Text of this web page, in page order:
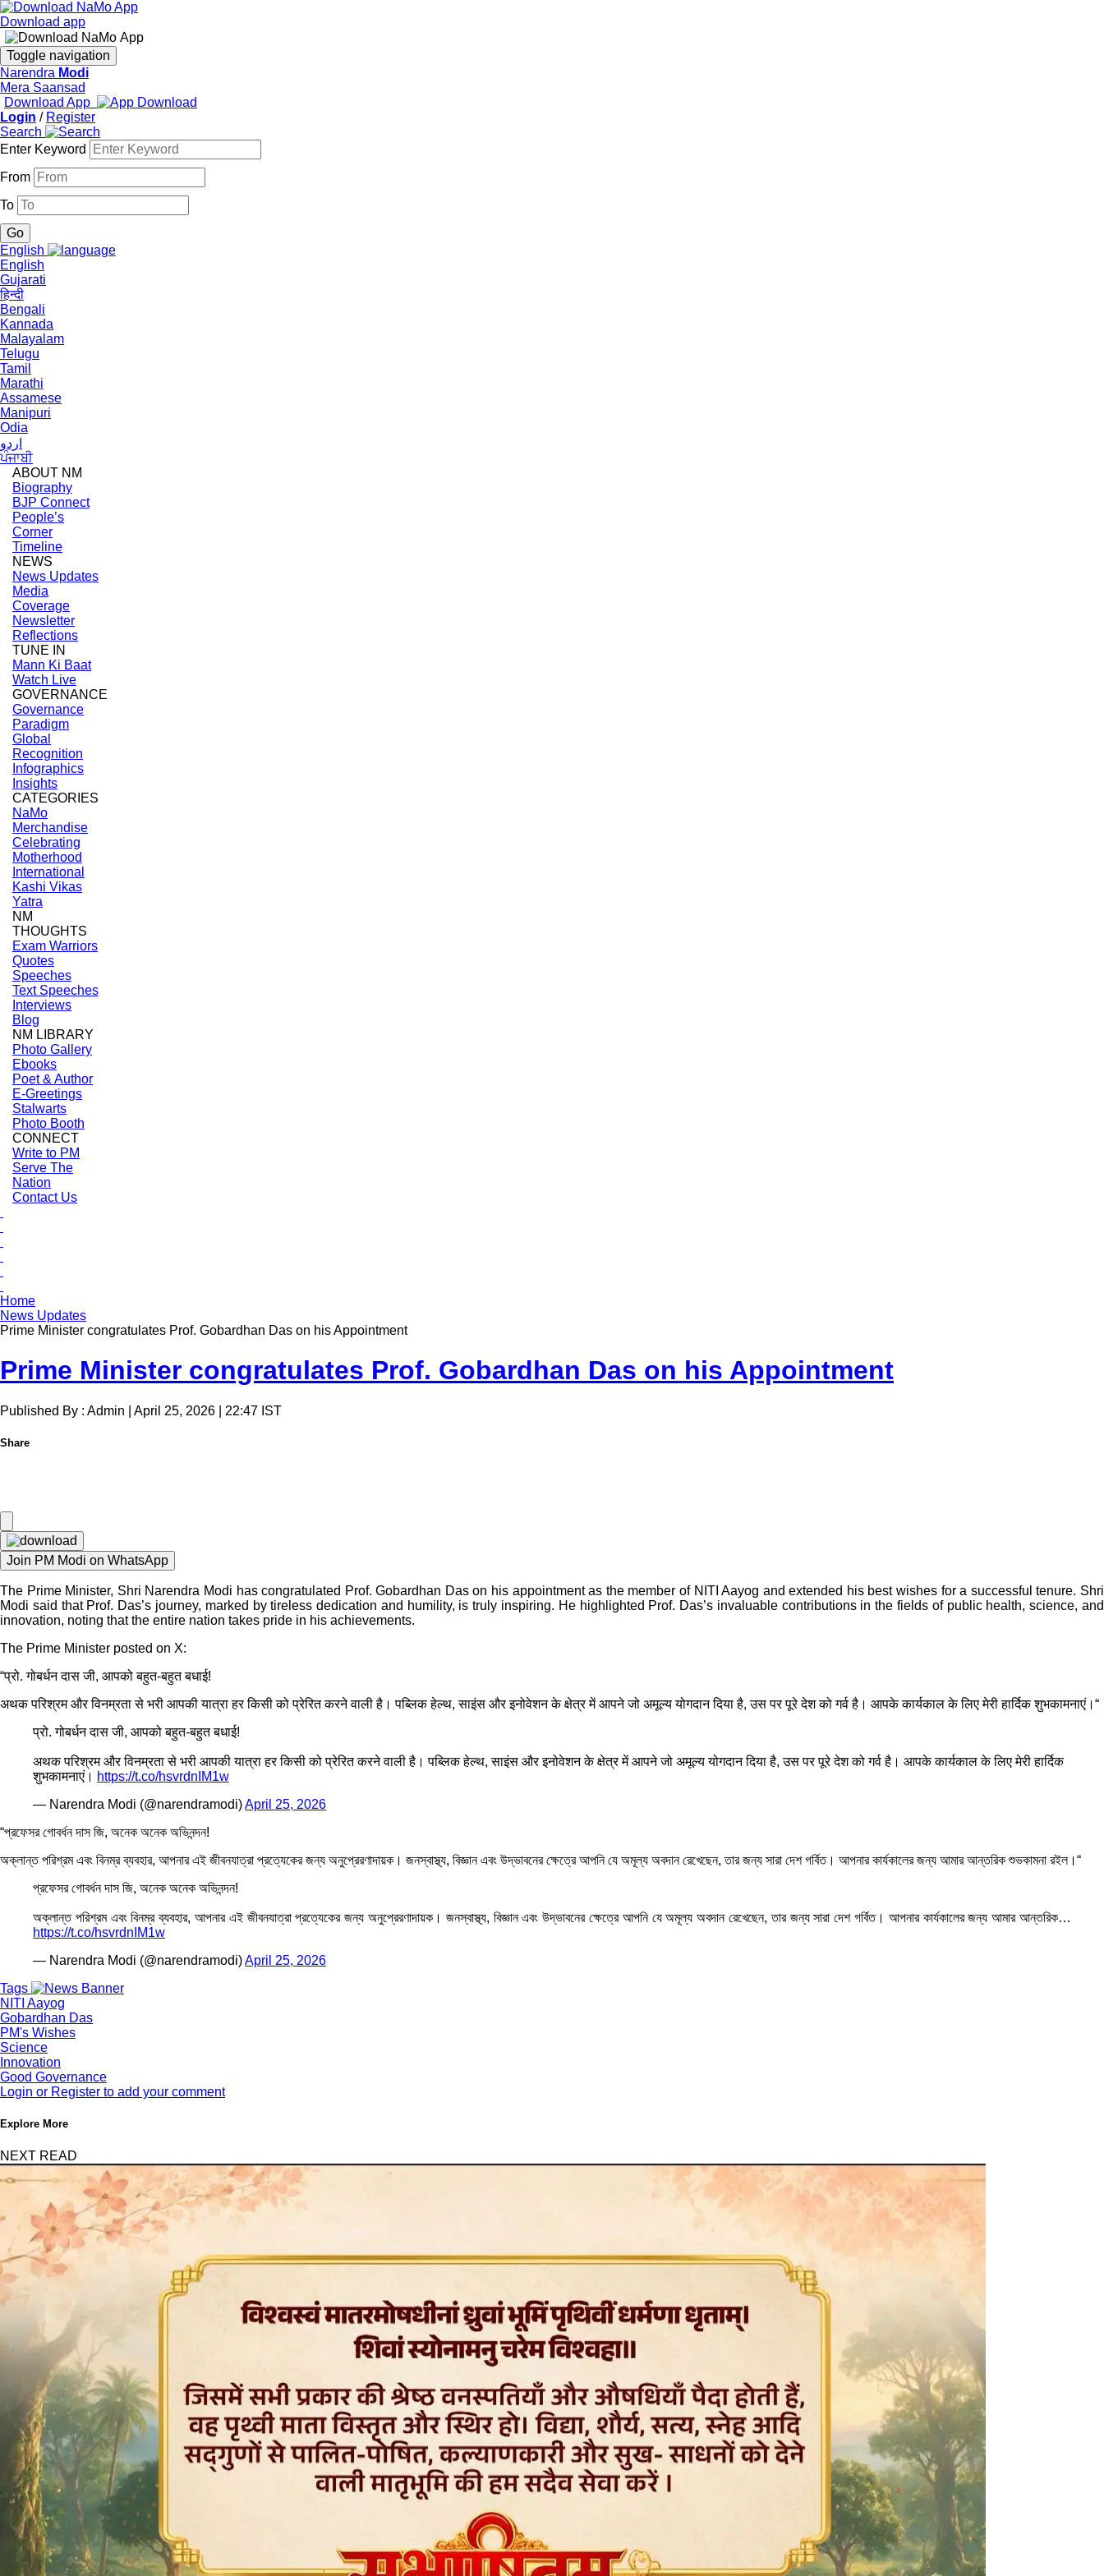
Download app
Toggle navigation
Narendra Modi
Mera Saansad
Download App
Login / Register
Search
Enter Keyword
From
To
English
English
Gujarati
हिन्दी
Bengali
Kannada
Malayalam
Telugu
Tamil
Marathi
Assamese
Manipuri
Odia
اردو
ਪੰਜਾਬੀ
ABOUT NM
Biography
BJP Connect
People’s
Corner
Timeline
NEWS
News Updates
Media
Coverage
Newsletter
Reflections
TUNE IN
Mann Ki Baat
Watch Live
GOVERNANCE
Governance
Paradigm
Global
Recognition
Infographics
Insights
CATEGORIES
NaMo
Merchandise
Celebrating
Motherhood
International
Kashi Vikas
Yatra
NM
THOUGHTS
Exam Warriors
Quotes
Speeches
Text Speeches
Interviews
Blog
NM LIBRARY
Photo Gallery
Ebooks
Poet & Author
E-Greetings
Stalwarts
Photo Booth
CONNECT
Write to PM
Serve The
Nation
Contact Us
Home
News Updates
Prime Minister congratulates Prof. Gobardhan Das on his Appointment
Prime Minister congratulates Prof. Gobardhan Das on his Appointment
Published By : Admin | April 25, 2026 | 22:47 IST
Share
Join PM Modi on WhatsApp
The Prime Minister, Shri Narendra Modi has congratulated Prof. Gobardhan Das on his appointment as the member of NITI Aayog and extended his best wishes for a successful tenure. Shri
Modi said that Prof. Das’s journey, marked by tireless dedication and humility, is truly inspiring. He highlighted Prof. Das’s invaluable contributions in the fields of public health, science, and
innovation, noting that the entire nation takes pride in his achievements.
The Prime Minister posted on X:
“प्रो. गोबर्धन दास जी, आपको बहुत-बहुत बधाई!
अथक परिश्रम और विनम्रता से भरी आपकी यात्रा हर किसी को प्रेरित करने वाली है। पब्लिक हेल्थ, साइंस और इनोवेशन के क्षेत्र में आपने जो अमूल्य योगदान दिया है, उस पर पूरे देश को गर्व है। आपके कार्यकाल के लिए मेरी हार्दिक शुभकामनाएं।“
प्रो. गोबर्धन दास जी, आपको बहुत-बहुत बधाई!
अथक परिश्रम और विनम्रता से भरी आपकी यात्रा हर किसी को प्रेरित करने वाली है। पब्लिक हेल्थ, साइंस और इनोवेशन के क्षेत्र में आपने जो अमूल्य योगदान दिया है, उस पर पूरे देश को गर्व है। आपके कार्यकाल के लिए मेरी हार्दिक
शुभकामनाएं। https://t.co/hsvrdnIM1w
— Narendra Modi (@narendramodi)April 25, 2026
“প্রফেসর গোবর্ধন দাস জি, অনেক অনেক অভিনন্দন!
অক্লান্ত পরিশ্রম এবং বিনম্র ব্যবহার, আপনার এই জীবনযাত্রা প্রত্যেকের জন্য অনুপ্রেরণাদায়ক। জনস্বাস্থ্য, বিজ্ঞান এবং উদ্ভাবনের ক্ষেত্রে আপনি যে অমূল্য অবদান রেখেছেন, তার জন্য সারা দেশ গর্বিত। আপনার কার্যকালের জন্য আমার আন্তরিক শুভকামনা রইল।“
প্রফেসর গোবর্ধন দাস জি, অনেক অনেক অভিনন্দন!
অক্লান্ত পরিশ্রম এবং বিনম্র ব্যবহার, আপনার এই জীবনযাত্রা প্রত্যেকের জন্য অনুপ্রেরণাদায়ক। জনস্বাস্থ্য, বিজ্ঞান এবং উদ্ভাবনের ক্ষেত্রে আপনি যে অমূল্য অবদান রেখেছেন, তার জন্য সারা দেশ গর্বিত। আপনার কার্যকালের জন্য আমার আন্তরিক…
https://t.co/hsvrdnIM1w
— Narendra Modi (@narendramodi)April 25, 2026
Tags
NITI Aayog
Gobardhan Das
PM's Wishes
Science
Innovation
Good Governance
Login or Register to add your comment
Explore More
NEXT READ